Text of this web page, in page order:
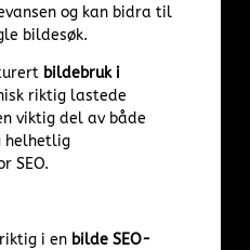
og kan bidra til
bildesøk.
bildebruk i
riktig lastede
viktig del av både
helhetlig
SEO.
i en bilde SEO-